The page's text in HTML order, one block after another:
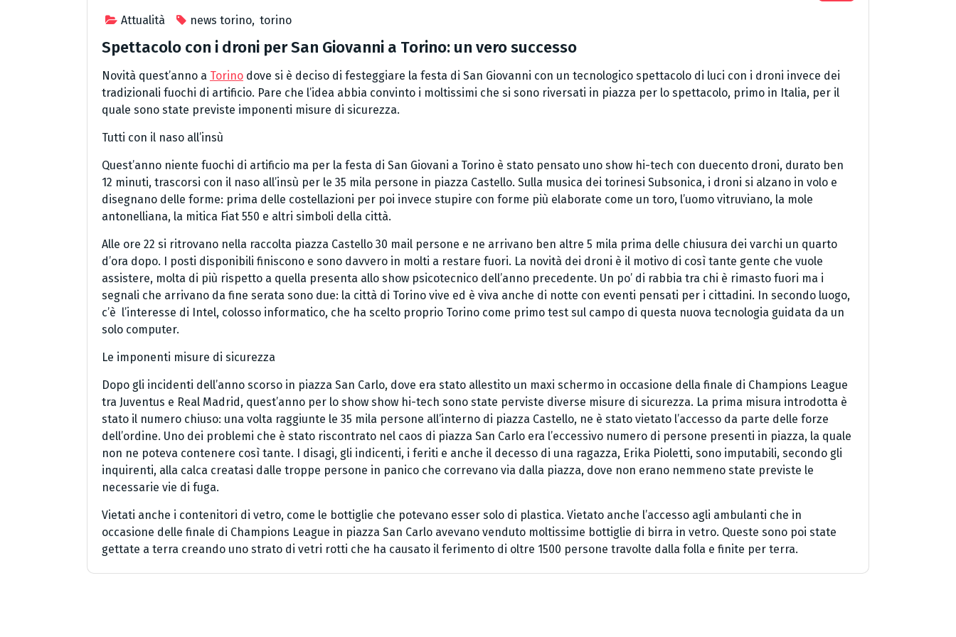
Attualità news torino, torino
Spettacolo con i droni per San Giovanni a Torino: un vero successo
Novità quest’anno a Torino dove si è deciso di festeggiare la festa di San Giovanni con un tecnologico spettacolo di luci con i droni invece dei
tradizionali fuochi di artificio. Pare che l’idea abbia convinto i moltissimi che si sono riversati in piazza per lo spettacolo, primo in Italia, per il
quale sono state previste imponenti misure di sicurezza.
Tutti con il naso all’insù
Quest’anno niente fuochi di artificio ma per la festa di San Giovani a Torino è stato pensato uno show hi-tech con duecento droni, durato ben
12 minuti, trascorsi con il naso all’insù per le 35 mila persone in piazza Castello. Sulla musica dei torinesi Subsonica, i droni si alzano in volo e
disegnano delle forme: prima delle costellazioni per poi invece stupire con forme più elaborate come un toro, l’uomo vitruviano, la mole
antonelliana, la mitica Fiat 550 e altri simboli della città.
Alle ore 22 si ritrovano nella raccolta piazza Castello 30 mail persone e ne arrivano ben altre 5 mila prima delle chiusura dei varchi un quarto
d’ora dopo. I posti disponibili finiscono e sono davvero in molti a restare fuori. La novità dei droni è il motivo di così tante gente che vuole
assistere, molta di più rispetto a quella presenta allo show psicotecnico dell’anno precedente. Un po’ di rabbia tra chi è rimasto fuori ma i
segnali che arrivano da fine serata sono due: la città di Torino vive ed è viva anche di notte con eventi pensati per i cittadini. In secondo luogo,
c’è l’interesse di Intel, colosso informatico, che ha scelto proprio Torino come primo test sul campo di questa nuova tecnologia guidata da un
solo computer.
Le imponenti misure di sicurezza
Dopo gli incidenti dell’anno scorso in piazza San Carlo, dove era stato allestito un maxi schermo in occasione della finale di Champions League
tra Juventus e Real Madrid, quest’anno per lo show show hi-tech sono state perviste diverse misure di sicurezza. La prima misura introdotta è
stato il numero chiuso: una volta raggiunte le 35 mila persone all’interno di piazza Castello, ne è stato vietato l’accesso da parte delle forze
dell’ordine. Uno dei problemi che è stato riscontrato nel caos di piazza San Carlo era l’eccessivo numero di persone presenti in piazza, la quale
non ne poteva contenere così tante. I disagi, gli indicenti, i feriti e anche il decesso di una ragazza, Erika Pioletti, sono imputabili, secondo gli
inquirenti, alla calca creatasi dalle troppe persone in panico che correvano via dalla piazza, dove non erano nemmeno state previste le
necessarie vie di fuga.
Vietati anche i contenitori di vetro, come le bottiglie che potevano esser solo di plastica. Vietato anche l’accesso agli ambulanti che in
occasione delle finale di Champions League in piazza San Carlo avevano venduto moltissime bottiglie di birra in vetro. Queste sono poi state
gettate a terra creando uno strato di vetri rotti che ha causato il ferimento di oltre 1500 persone travolte dalla folla e finite per terra.